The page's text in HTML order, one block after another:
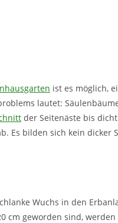
ist es möglich,
lautet:
der Seitenäste bis
Es bilden sich kein
Wuchs in den
cm geworden sind,